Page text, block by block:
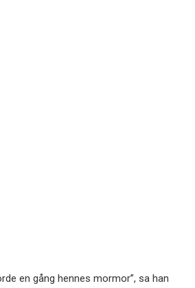
en gång hennes mormor”, sa han